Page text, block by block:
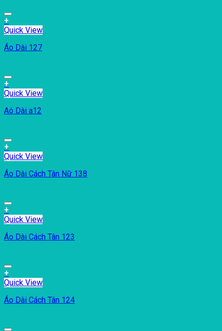
+
Quick View
Áo Dài 127
+
Quick View
Aó Dài a12
+
Quick View
Áo Dài Cách Tân Nữ 138
+
Quick View
Áo Dài Cách Tân 123
+
Quick View
Áo Dài Cách Tân 124